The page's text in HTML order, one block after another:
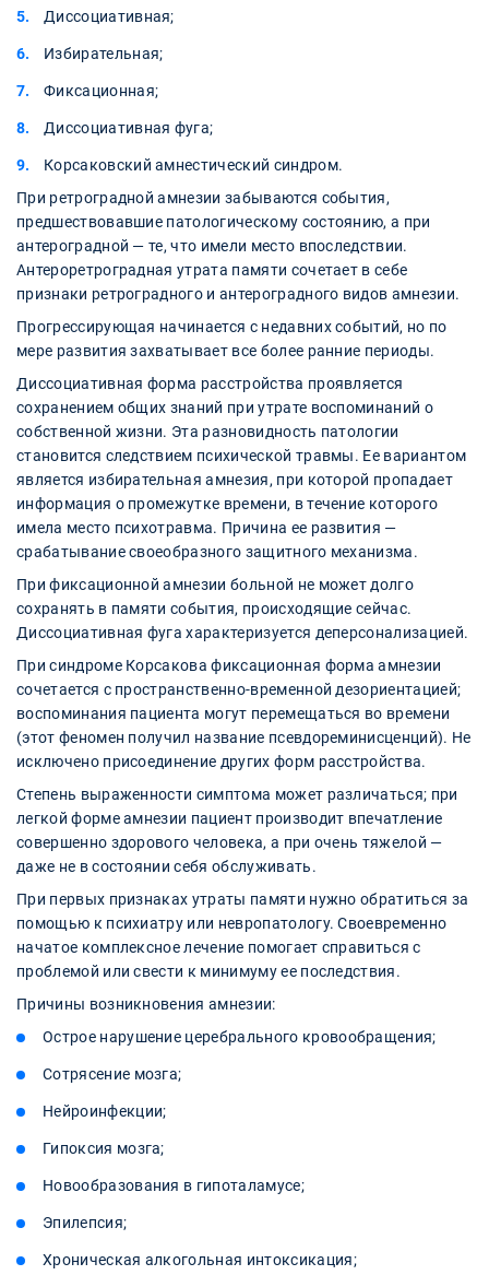
Диссоциативная;
Избирательная;
Фиксационная;
Диссоциативная фуга;
Корсаковский амнестический синдром.
При ретроградной амнезии забываются события,
предшествовавшие патологическому состоянию, а при
антероградной — те, что имели место впоследствии.
Антероретроградная утрата памяти сочетает в себе
признаки ретроградного и антероградного видов амнезии.
Прогрессирующая начинается с недавних событий, но по
мере развития захватывает все более ранние периоды.
Диссоциативная форма расстройства проявляется
сохранением общих знаний при утрате воспоминаний о
собственной жизни. Эта разновидность патологии
становится следствием психической травмы. Ее вариантом
является избирательная амнезия, при которой пропадает
информация о промежутке времени, в течение которого
имела место психотравма. Причина ее развития —
срабатывание своеобразного защитного механизма.
При фиксационной амнезии больной не может долго
сохранять в памяти события, происходящие сейчас.
Диссоциативная фуга характеризуется деперсонализацией.
При синдроме Корсакова фиксационная форма амнезии
сочетается с пространственно-временной дезориентацией;
воспоминания пациента могут перемещаться во времени
(этот феномен получил название псевдореминисценций). Не
исключено присоединение других форм расстройства.
Степень выраженности симптома может различаться; при
легкой форме амнезии пациент производит впечатление
совершенно здорового человека, а при очень тяжелой —
даже не в состоянии себя обслуживать.
При первых признаках утраты памяти нужно обратиться за
помощью к психиатру или невропатологу. Своевременно
начатое комплексное лечение помогает справиться с
проблемой или свести к минимуму ее последствия.
Причины возникновения амнезии:
Острое нарушение церебрального кровообращения;
Сотрясение мозга;
Нейроинфекции;
Гипоксия мозга;
Новообразования в гипоталамусе;
Эпилепсия;
Хроническая алкогольная интоксикация;